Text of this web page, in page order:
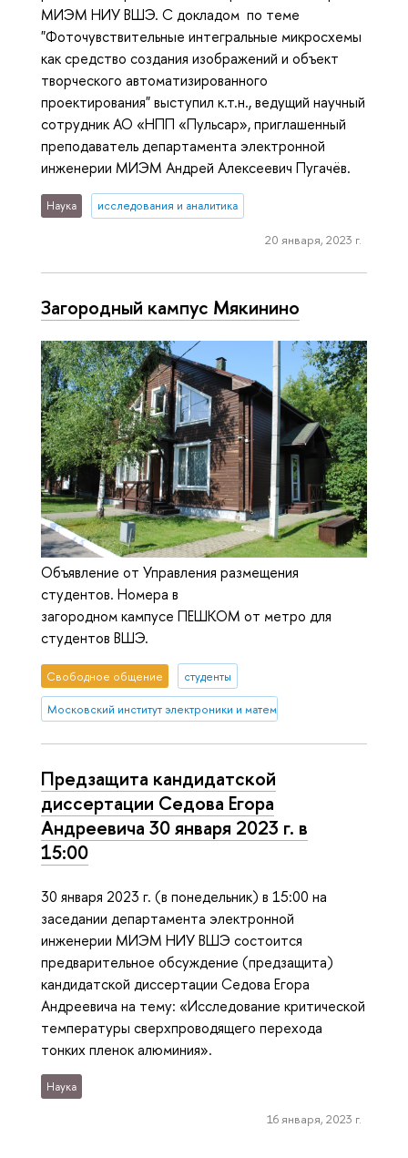
МИЭМ НИУ ВШЭ. C докладом по теме
"Фоточувствительные интегральные микросхемы
как средство создания изображений и объект
творческого автоматизированного
проектирования" выступил к.т.н., ведущий научный
сотрудник АО «НПП «Пульсар», приглашенный
преподаватель департамента электронной
инженерии МИЭМ Андрей Алексеевич Пугачёв.
Наука исследования и аналитика
20 января, 2023 г.
Загородный кампус Мякинино
Объявление от Управления размещения
студентов. Номера в
загородном кампусе ПЕШКОМ от метро для
студентов ВШЭ.
Свободное общение студенты
Московский институт электроники и математики им. А.Н. Тихонова
Предзащита кандидатской
диссертации Седова Егора
Андреевича 30 января 2023 г. в
15:00
30 января 2023 г. (в понедельник) в 15:00 на
заседании департамента электронной
инженерии МИЭМ НИУ ВШЭ состоится
предварительное обсуждение (предзащита)
кандидатской диссертации Седова Егора
Андреевича на тему: «Исследование критической
температуры сверхпроводящего перехода
тонких пленок алюминия».
Наука
16 января, 2023 г.